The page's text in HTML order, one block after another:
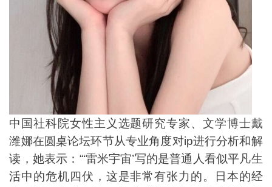
中国社科院女性主义选题研究专家、文学博士戴
潍娜在圆桌论坛环节从专业角度对ip进行分析和解
读，她表示：“‘雷米宇宙’写的是普通人看似平凡生
活中的危机四伏，这是非常有张力的。日本的经